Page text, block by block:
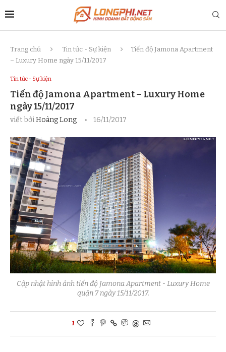
Trang chủ Tin tức - Sự kiện
Tiến độ Jamona Apartment
– Luxury Home ngày 15/11/2017
Tin tức - Sự kiện
Tiến độ Jamona Apartment – Luxury Home
ngày 15/11/2017
viết bởiHoàng Long 16/11/2017
Cập nhật hình ảnh tiến độ Jamona Apartment - Luxury Home
quận 7 ngày 15/11/2017.
1